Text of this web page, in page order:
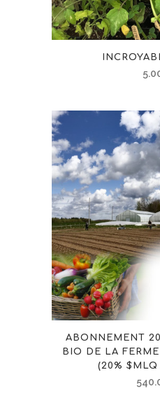
ABONNEMENT
BIO DE LA
(20% $MLQ